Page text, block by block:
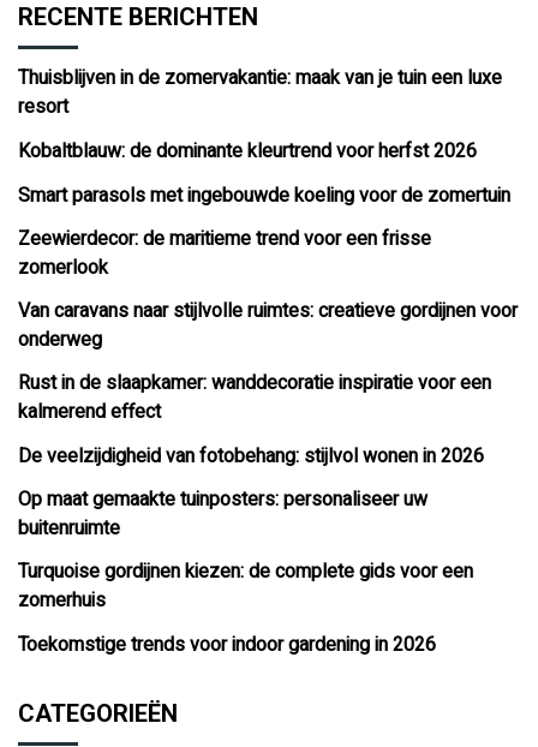
RECENTE BERICHTEN
Thuisblijven in de zomervakantie: maak van je tuin een luxe
resort
Kobaltblauw: de dominante kleurtrend voor herfst 2026
Smart parasols met ingebouwde koeling voor de zomertuin
Zeewierdecor: de maritieme trend voor een frisse
zomerlook
Van caravans naar stijlvolle ruimtes: creatieve gordijnen voor
onderweg
Rust in de slaapkamer: wanddecoratie inspiratie voor een
kalmerend effect
De veelzijdigheid van fotobehang: stijlvol wonen in 2026
Op maat gemaakte tuinposters: personaliseer uw
buitenruimte
Turquoise gordijnen kiezen: de complete gids voor een
zomerhuis
Toekomstige trends voor indoor gardening in 2026
CATEGORIEËN